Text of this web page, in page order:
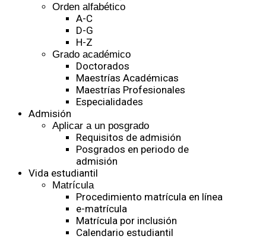
Orden alfabético
A-C
D-G
H-Z
Grado académico
Doctorados
Maestrías Académicas
Maestrías Profesionales
Especialidades
Admisión
Aplicar a un posgrado
Requisitos de admisión
Posgrados en periodo de
admisión
Vida estudiantil
Matrícula
Procedimiento matrícula en línea
e-matrícula
Matrícula por inclusión
Calendario estudiantil